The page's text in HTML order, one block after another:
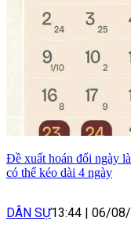
Đề xuất hoán đổi ngày
có thể kéo dài 4 ngày
DÂN SỰ13:44 | 06/